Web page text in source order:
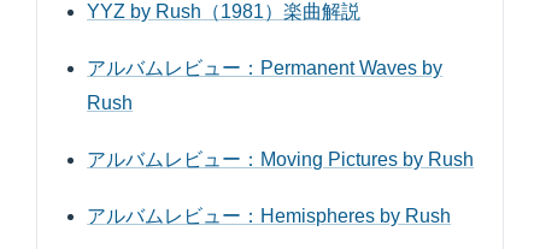
YYZ by Rush（1981）楽曲解説
アルバムレビュー：Permanent Waves by
Rush
アルバムレビュー：Moving Pictures by Rush
アルバムレビュー：Hemispheres by Rush